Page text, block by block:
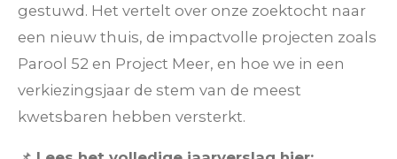
gestuwd. Het vertelt over onze zoektocht naar
een nieuw thuis, de impactvolle projecten zoals
Parool 52 en Project Meer, en hoe we in een
verkiezingsjaar de stem van de meest
kwetsbaren hebben versterkt.